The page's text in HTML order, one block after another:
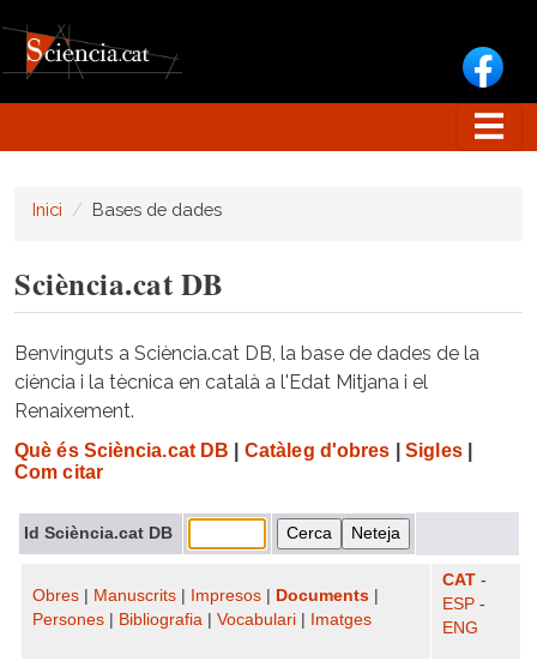
Inici Bases de dades
Sciència.cat DB
Benvinguts a Sciència.cat DB, la base de dades de la
ciència i la tècnica en català a l'Edat Mitjana i el
Renaixement.
Què és Sciència.cat DB Catàleg d'obres Sigles|
Com citar
Id Sciència.cat DB
Obres Manuscrits Impresos Documents
Persones
Bibliografia Vocabulari Imatges
CAT -
ESP -
ENG